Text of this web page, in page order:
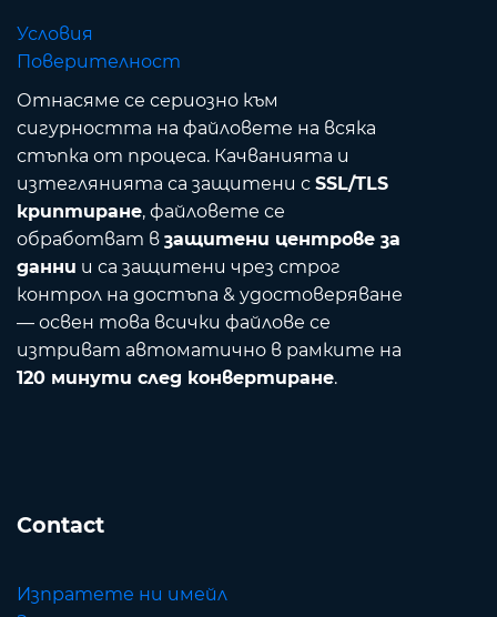
Условия
Поверителност
Отнасяме се сериозно към
сигурността на файловете на всяка
стъпка от процеса. Качванията и
изтеглянията са защитени с SSL/TLS
криптиране, файловете се
обработват в защитени центрове за
данни и са защитени чрез строг
контрол на достъпа & удостоверяване
— освен това всички файлове се
изтриват автоматично в рамките на
120 минути след конвертиране.
Contact
Изпратете ни имейл